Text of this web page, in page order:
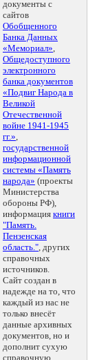
документы с
сайтов
Обобщенного
Банка Данных
«Мемориал»,
Общедоступного
электронного
банка документов
«Подвиг Народа в
Великой
Отечественной
войне 1941-1945
гг.»,
государственной
информационной
системы «Память
народа» (проекты
Министерства
обороны РФ),
информация книги
"Память.
Пензенская
область.", других
справочных
источников.
Сайт создан в
надежде на то, что
каждый из нас не
только внесёт
данные архивных
документов, но и
дополнит сухую
справочную